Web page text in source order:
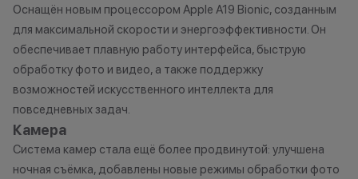
Оснащён новым процессором Apple A19 Bionic, созданным
для максимальной скорости и энергоэффективности. Он
обеспечивает плавную работу интерфейса, быструю
обработку фото и видео, а также поддержку
возможностей искусственного интеллекта для
повседневных задач.
Камера
Система камер стала ещё более продвинутой: улучшена
ночная съёмка, добавлены новые режимы обработки фото